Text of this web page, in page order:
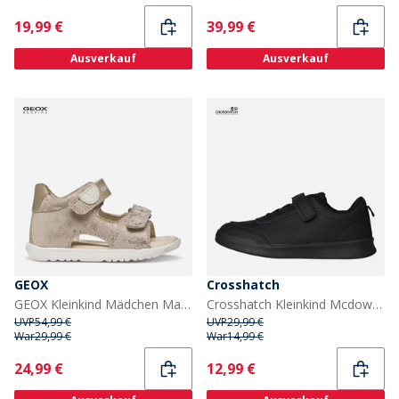
Current
19,99 €
Ausverkauf
Current
39,99 €
Ausverkauf
GEOX
GEOX Kleinkind Mädchen Macchia Sandalen Beige/Platinum
UVP54,99 €
War29,99 €
Current
24,99 €
Crosshatch
Crosshatch Kleinkind Mcdowell Turnschuhe Schwarz Mono
UVP29,99 €
War14,99 €
Current
12,99 €